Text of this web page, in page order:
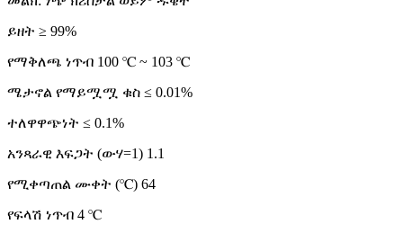
ይዘት ≥ 99%
የማቅለጫ ነጥብ 100 ℃ ~ 103 ℃
ሜታኖል የማይሟሟ ቁስ ≤ 0.01%
ተለዋዋጭነት ≤ 0.1%
አንጻራዊ እፍጋት (ውሃ=1) 1.1
የሚቀጣጠል ሙቀት (℃) 64
የፍላሽ ነጥብ 4 ℃